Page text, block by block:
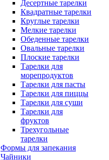
Десертные тарелки
Квадратные тарелки
Круглые тарелки
Мелкие тарелки
Обеденные тарелки
Овальные тарелки
Плоские тарелки
Тарелки для
морепродуктов
Тарелки для пасты
Тарелки для пиццы
Тарелки для суши
Тарелки для
фруктов
Трехугольные
тарелки
Формы для запекания
Чайники